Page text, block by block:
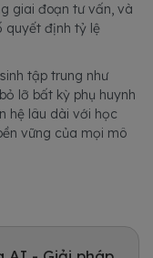
giai đoạn tư vấn, và
quyết định tỷ lệ
tập trung như
lỡ bất kỳ phụ huynh
hệ lâu dài với học
vững của mọi mô